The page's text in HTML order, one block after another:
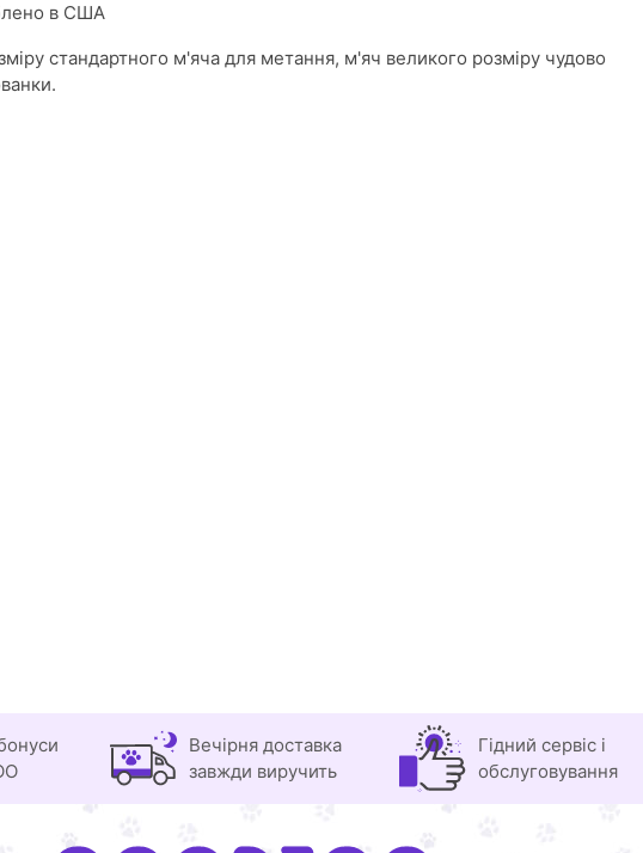
в США
стандартного м'яча для метання, м'яч великого розміру чудово
Вечірня доставка
завжди виручить
Гідний сервіс і
обслуговування